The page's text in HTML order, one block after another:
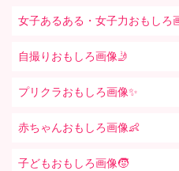
女子あるある・女子力おもしろ
自撮りおもしろ画像🤳
プリクラおもしろ画像✨
赤ちゃんおもしろ画像👶
子どもおもしろ画像🧒